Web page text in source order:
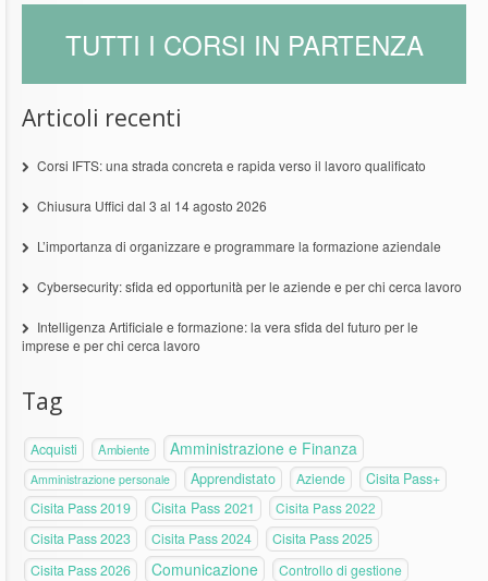
TUTTI I CORSI IN PARTENZA
Articoli recenti
Corsi IFTS: una strada concreta e rapida verso il lavoro qualificato
Chiusura Uffici dal 3 al 14 agosto 2026
L’importanza di organizzare e programmare la formazione aziendale
Cybersecurity: sfida ed opportunità per le aziende e per chi cerca lavoro
Intelligenza Artificiale e formazione: la vera sfida del futuro per le
imprese e per chi cerca lavoro
Tag
Acquisti Ambiente Amministrazione e Finanza
Amministrazione personale Apprendistato Aziende
Cisita Pass+
Cisita Pass 2019
Cisita Pass 2021 Cisita Pass 2022
Cisita Pass 2023 Cisita Pass 2024
Cisita Pass 2025
Cisita Pass 2026
Comunicazione Controllo di gestione